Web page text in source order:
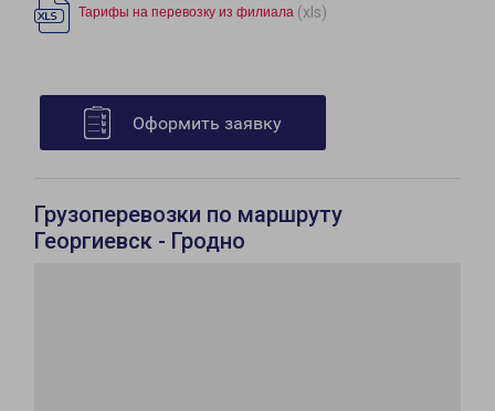
Тарифы на перевозку из филиала (xls)
Оформить заявку
Грузоперевозки по маршруту
Георгиевск - Гродно